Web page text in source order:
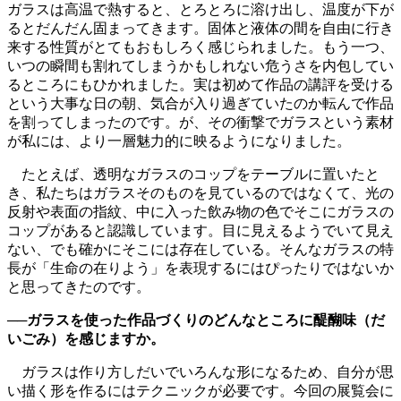
ガラスは高温で熱すると、とろとろに溶け出し、温度が下が
るとだんだん固まってきます。固体と液体の間を自由に行き
来する性質がとてもおもしろく感じられました。もう一つ、
いつの瞬間も割れてしまうかもしれない危うさを内包してい
るところにもひかれました。実は初めて作品の講評を受ける
という大事な日の朝、気合が入り過ぎていたのか転んで作品
を割ってしまったのです。が、その衝撃でガラスという素材
が私には、より一層魅力的に映るようになりました。
たとえば、透明なガラスのコップをテーブルに置いたと
き、私たちはガラスそのものを見ているのではなくて、光の
反射や表面の指紋、中に入った飲み物の色でそこにガラスの
コップがあると認識しています。目に見えるようでいて見え
ない、でも確かにそこには存在している。そんなガラスの特
長が「生命の在りよう」を表現するにはぴったりではないか
と思ってきたのです。
──ガラスを使った作品づくりのどんなところに醍醐味（だ
いごみ）を感じますか。
ガラスは作り方しだいでいろんな形になるため、自分が思
い描く形を作るにはテクニックが必要です。今回の展覧会に